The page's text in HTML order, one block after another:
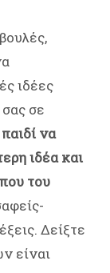
ιδέες
σε
να
ιδέα και
του
Δείξτε
είναι